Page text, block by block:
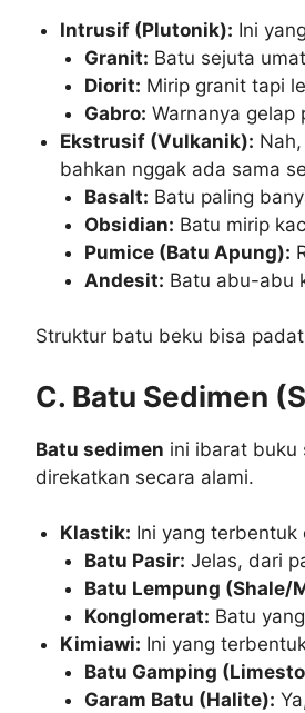
Intrusif (Plutonik): Ini
Granit: Batu sejuta
Diorit: Mirip granit tapi
Gabro: Warnanya
Ekstrusif (Vulkanik):
bahkan nggak ada sama
Basalt: Batu paling
Obsidian: Batu mirip
Pumice (Batu Apung):
Andesit: Batu abu-abu
Struktur batu beku bisa
C. Batu Sedimen
Batu sedimen ini ibarat buku
direkatkan secara alami.
Klastik: Ini yang
Batu Pasir: Jelas, dari
Batu Lempung (Shale/
Konglomerat: Batu
Kimiawi: Ini yang
Batu Gamping
Garam Batu (Halite):